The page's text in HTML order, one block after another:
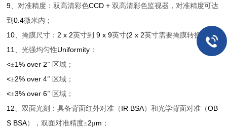
9、对准精度：双高清彩色CCD +双高清彩色监视器，对准精度可达
到0.4微米内；
10、掩膜尺寸：2 x 2英寸到 9 x 9英寸(2 x 2英寸需要掩膜转换器 ；
11 、光强均匀性Uniformity ：
<±1% over 2” 区域；
<±2% over 4” 区域；
<±3% over 6” 区域；
12、双面光刻：具备背面红外对准（ IR BSA）和光学背面对准（OB
S BSA），双面对准精度≤2μm ；